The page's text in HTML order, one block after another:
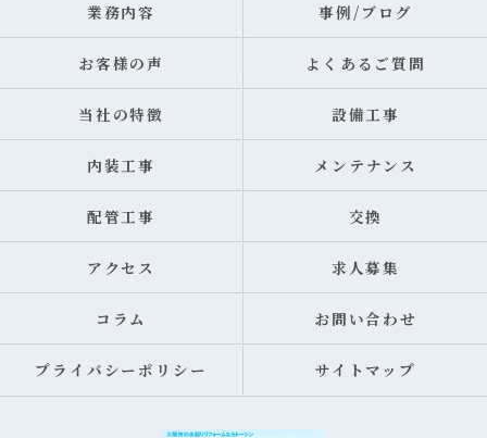
業務内容 事例/ブログ
お客様の声 よくあるご質問
当社の特徴 設備工事
内装工事 メンテナンス
配管工事 交換
アクセス 求人募集
コラム お問い合わせ
プライバシーポリシー サイトマップ